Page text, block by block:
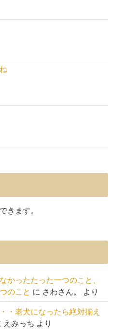
きます。
かったたった一つのこと、
のこと に さわさん。 より
・老犬になったら絶対揃え
えみっち より